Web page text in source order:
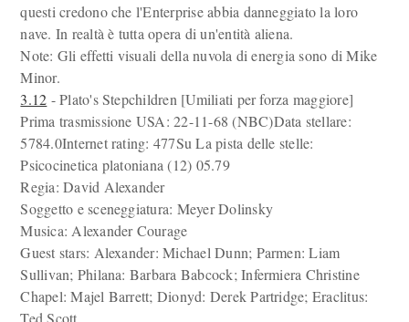
questi credono che l'Enterprise abbia danneggiato la loro
nave. In realtà è tutta opera di un'entità aliena.
Note: Gli effetti visuali della nuvola di energia sono di Mike
Minor.
3.12 - Plato's Stepchildren [Umiliati per forza maggiore]
Prima trasmissione USA: 22-11-68 (NBC)Data stellare:
5784.0Internet rating: 477Su La pista delle stelle:
Psicocinetica platoniana (12) 05.79
Regia: David Alexander
Soggetto e sceneggiatura: Meyer Dolinsky
Musica: Alexander Courage
Guest stars: Alexander: Michael Dunn; Parmen: Liam
Sullivan; Philana: Barbara Babcock; Infermiera Christine
Chapel: Majel Barrett; Dionyd: Derek Partridge; Eraclitus:
Ted Scott